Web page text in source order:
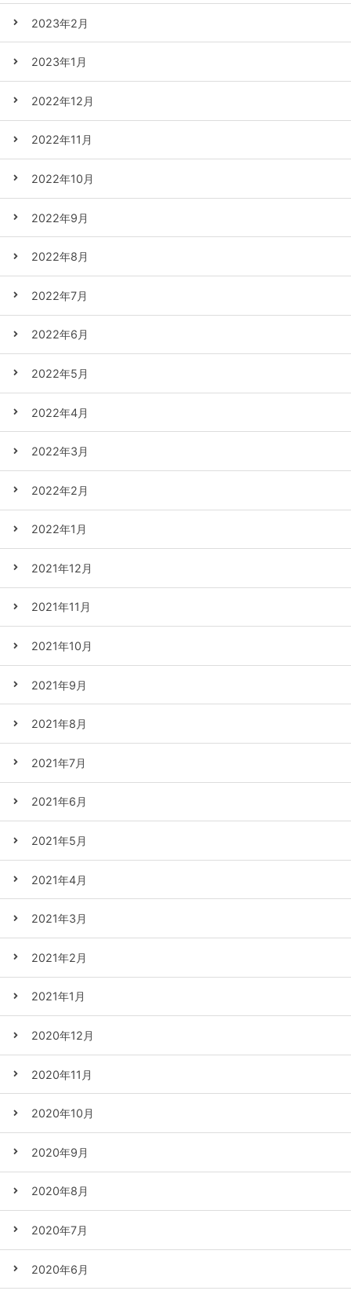
2023年2月
2023年1月
2022年12月
2022年11月
2022年10月
2022年9月
2022年8月
2022年7月
2022年6月
2022年5月
2022年4月
2022年3月
2022年2月
2022年1月
2021年12月
2021年11月
2021年10月
2021年9月
2021年8月
2021年7月
2021年6月
2021年5月
2021年4月
2021年3月
2021年2月
2021年1月
2020年12月
2020年11月
2020年10月
2020年9月
2020年8月
2020年7月
2020年6月